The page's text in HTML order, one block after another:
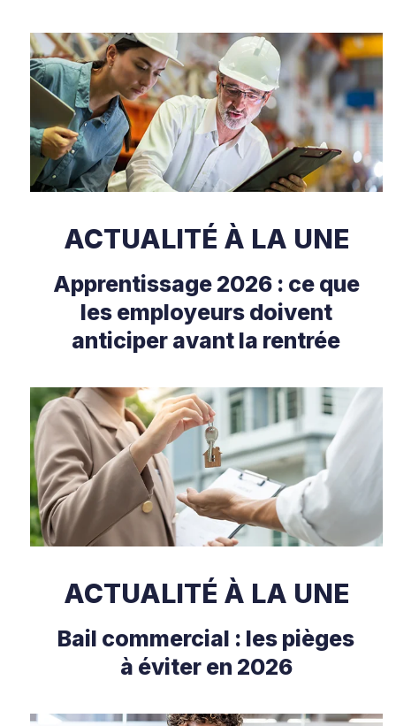
ACTUALITÉ À LA UNE
Apprentissage 2026 : ce que
les employeurs doivent
anticiper avant la rentrée
ACTUALITÉ À LA UNE
Bail commercial : les pièges
à éviter en 2026